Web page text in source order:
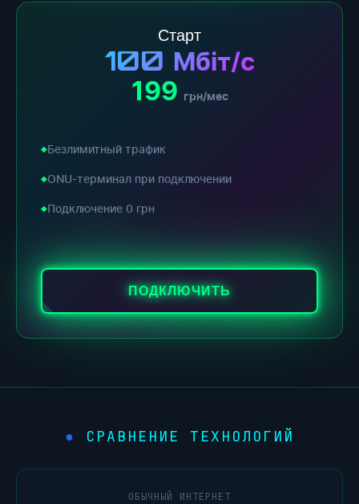
Старт
100 Мбіт/с
199 грн/мес
Безлимитный трафик
ONU-терминал при подключении
Подключение 0 грн
ПОДКЛЮЧИТЬ
СРАВНЕНИЕ ТЕХНОЛОГИЙ
ОБЫЧНЫЙ ИНТЕРНЕТ